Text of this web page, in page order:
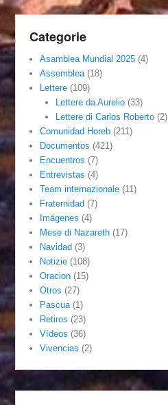
Categorie
Asamblea Mundial 2025 (4)
Assemblea (18)
Lettere (109)
Lettere da Aurelio(33)
Lettere di Carlos Roberto(2)
Comunidad Horeb (211)
Documentos (421)
Encuentros (7)
Entrevistas (4)
Team internazionale (11)
Fraternidad (7)
Imágenes (4)
Mese di Nazareth (17)
Navidad (3)
Notizie (108)
Oracion (15)
Otros (27)
Pascua (1)
Retiros (23)
Vídeos (36)
Vivencias (2)